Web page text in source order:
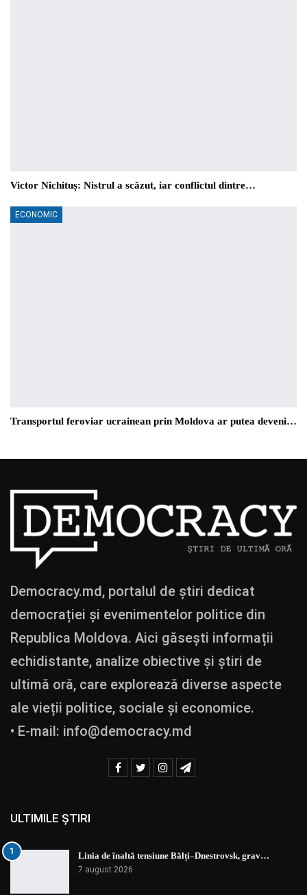
Victor Nichituș: Nistrul a scăzut, iar conflictul dintre…
ECONOMIC
Transportul feroviar ucrainean prin Moldova ar putea deveni…
Democracy.md, portalul de știri dedicat
democrației și evenimentelor politice din
Republica Moldova. Aici găsești informații
echidistante, analize obiective și știri de
ultimă oră, care explorează diverse aspecte
ale vieții politice, sociale și economice.
• E-mail: info@democracy.md
ULTIMILE ȘTIRI
1 Linia de înaltă tensiune Bălți–Dnestrovsk, grav…
7 august 2026